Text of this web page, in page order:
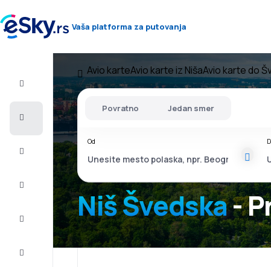
Vaša platforma za putovanja
Let+Hotel
Letovanje
putovanja
Avio karteAvio karte iz NišaAvio karte do
Niš Švedska-
Povratno Jedan smer
Od